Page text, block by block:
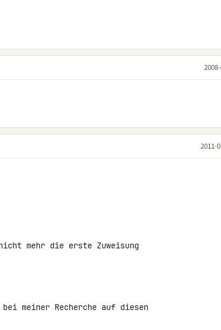
2011-
mehr die erste Zuweisung
meiner Recherche auf diesen